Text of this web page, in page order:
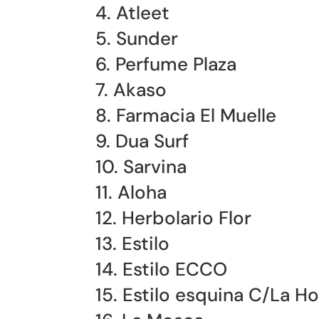
4. Atleet
5. Sunder
6. Perfume Plaza
7. Akaso
8. Farmacia El Muelle
9. Dua Surf
10. Sarvina
11. Aloha
12. Herbolario Flor
13. Estilo
14. Estilo ECCO
15. Estilo esquina C/La